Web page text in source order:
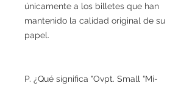
únicamente a los billetes que han
mantenido la calidad original de su
papel.
P. ¿Qué significa "Ovpt. Small “Mi-